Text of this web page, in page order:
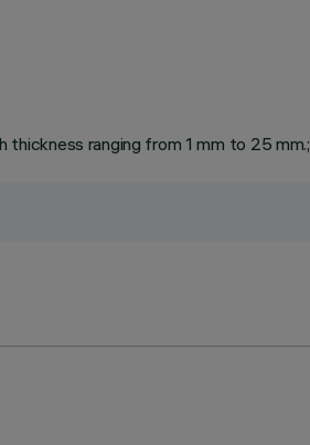
thickness ranging from 1 mm to 25 mm.;